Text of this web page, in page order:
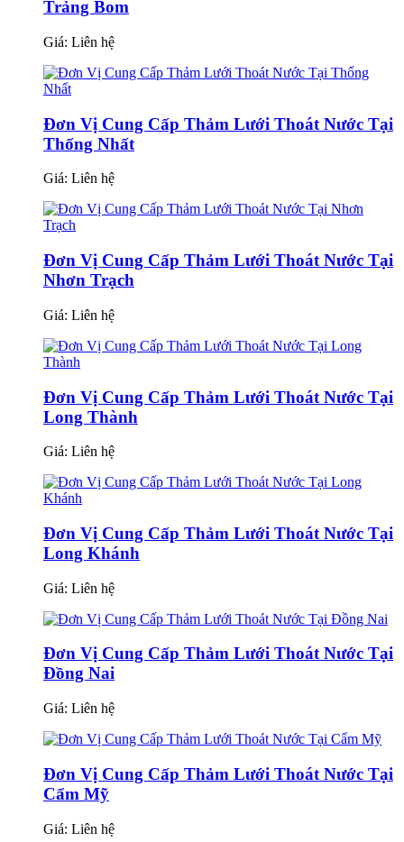
Trảng Bom
Giá: Liên hệ
Đơn Vị Cung Cấp Thảm Lưới Thoát Nước Tại
Thống Nhất
Giá: Liên hệ
Đơn Vị Cung Cấp Thảm Lưới Thoát Nước Tại
Nhơn Trạch
Giá: Liên hệ
Đơn Vị Cung Cấp Thảm Lưới Thoát Nước Tại
Long Thành
Giá: Liên hệ
Đơn Vị Cung Cấp Thảm Lưới Thoát Nước Tại
Long Khánh
Giá: Liên hệ
Đơn Vị Cung Cấp Thảm Lưới Thoát Nước Tại
Đồng Nai
Giá: Liên hệ
Đơn Vị Cung Cấp Thảm Lưới Thoát Nước Tại
Cẩm Mỹ
Giá: Liên hệ